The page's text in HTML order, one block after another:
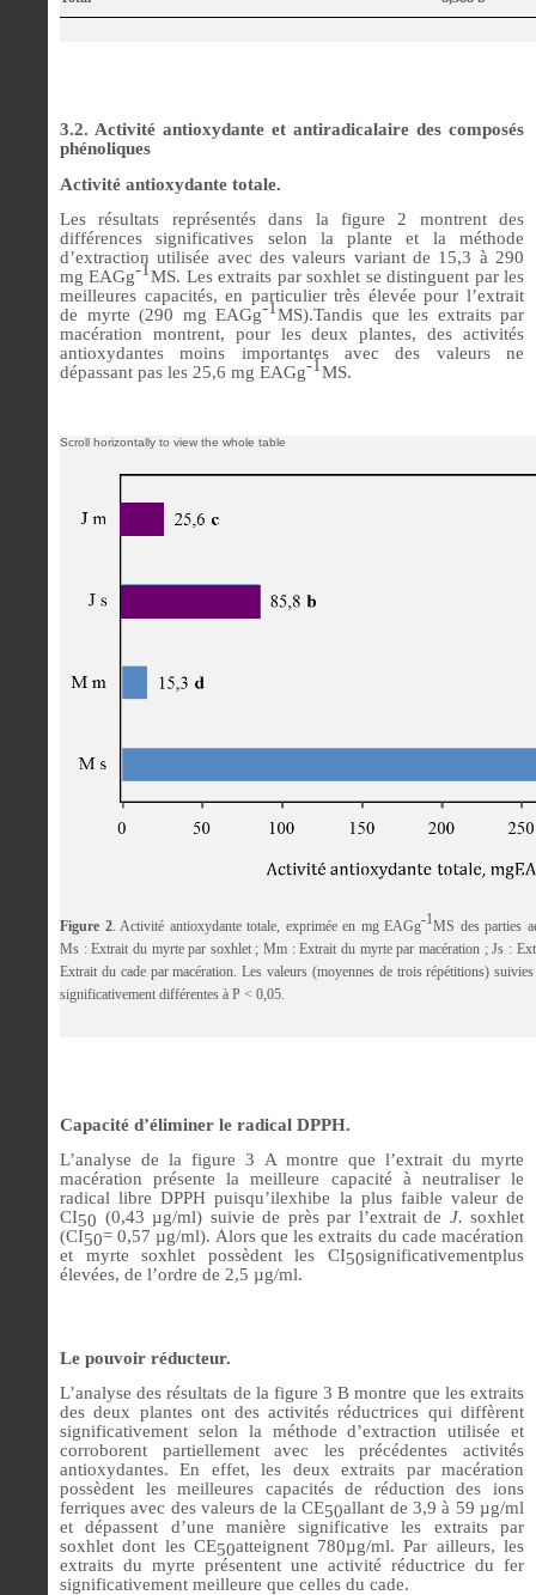
3.2. Activité antioxydante et antiradicalaire des composés
phénoliques
Activité antioxydante totale.
Les résultats représentés dans la figure 2 montrent des
différences significatives selon la plante et la méthode
d’extraction utilisée avec des valeurs variant de 15,3 à 290
mg EAGg-1MS. Les extraits par soxhlet se distinguent par les
meilleures capacités, en particulier très élevée pour l’extrait
de myrte (290 mg EAGg-1MS).Tandis que les extraits par
macération montrent, pour les deux plantes, des activités
antioxydantes moins importantes avec des valeurs ne
dépassant pas les 25,6 mg EAGg-1MS.
Figure 2. Activité antioxydante totale, exprimée en mg EAGg-1MS des parties
Ms : Extrait du myrte par soxhlet ; Mm : Extrait du myrte par macération ; Js :
Extrait du cade par macération. Les valeurs (moyennes de trois répétitions)
significativement différentes à P < 0,05.
Capacité d’éliminer le radical DPPH.
L’analyse de la figure 3 A montre que l’extrait du myrte
macération présente la meilleure capacité à neutraliser le
radical libre DPPH puisqu’ilexhibe la plus faible valeur de
CI50 (0,43 µg/ml) suivie de près par l’extrait de J. soxhlet
(CI50= 0,57 µg/ml). Alors que les extraits du cade macération
et myrte soxhlet possèdent les CI50significativementplus
élevées, de l’ordre de 2,5 µg/ml.
Le pouvoir réducteur.
L’analyse des résultats de la figure 3 B montre que les extraits
des deux plantes ont des activités réductrices qui diffèrent
significativement selon la méthode d’extraction utilisée et
corroborent partiellement avec les précédentes activités
antioxydantes. En effet, les deux extraits par macération
possèdent les meilleures capacités de réduction des ions
ferriques avec des valeurs de la CE50allant de 3,9 à 59 µg/ml
et dépassent d’une manière significative les extraits par
soxhlet dont les CE50atteignent 780µg/ml. Par ailleurs, les
extraits du myrte présentent une activité réductrice du fer
significativement meilleure que celles du cade.